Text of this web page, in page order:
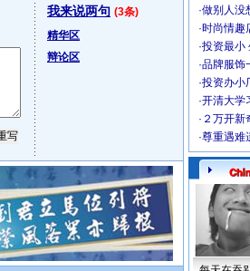
我来说两句 (3条)
精华区
辩论区
·做别人没
·时尚情趣
·投资最小
·品牌服饰
·投资办小
·开清大学
· ２万开新
·尊重遇难